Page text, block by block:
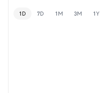
1D 7D 1M 3M 1Y